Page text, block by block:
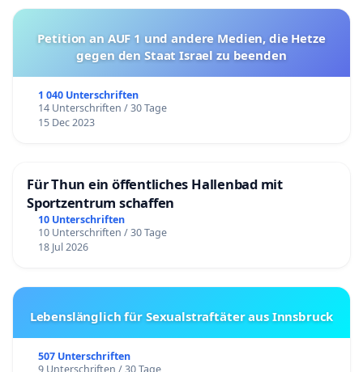
Petition an AUF 1 und andere Medien, die Hetze
gegen den Staat Israel zu beenden
1 040 Unterschriften
14 Unterschriften / 30 Tage
15 Dec 2023
Für Thun ein öffentliches Hallenbad mit
Sportzentrum schaffen
10 Unterschriften
10 Unterschriften / 30 Tage
18 Jul 2026
Lebenslänglich für Sexualstraftäter aus Innsbruck
507 Unterschriften
9 Unterschriften / 30 Tage